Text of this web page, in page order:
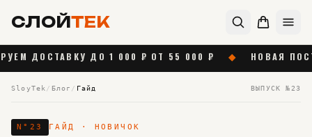
СЛОЙТЕК
1 000 ₽ ОТ 55 000 ₽ ◆ НОВАЯ ПОСТАВКА BAMBU
SloyTek / Блог / Гайд ВЫПУСК № 23
N° 23 ГАЙД · НОВИЧОК